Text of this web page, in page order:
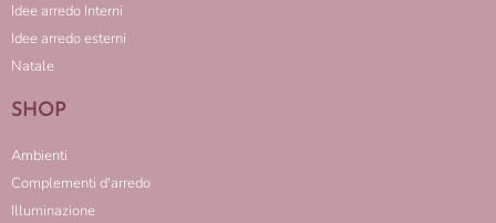
Idee arredo Interni
Idee arredo esterni
Natale
SHOP
Ambienti
Complementi d'arredo
Illuminazione